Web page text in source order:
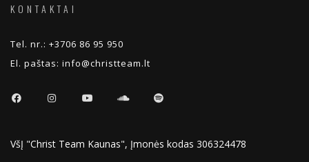
KONTAKTAI
Tel. nr.: +3706 86 95 950
El. paštas: info@christteam.lt
VšĮ "Christ Team Kaunas", Įmonės kodas 306324478